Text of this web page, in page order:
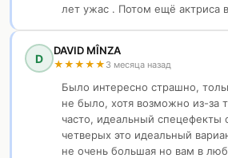
лет ужас . Потом ещё актриса
D
DAVID MÎNZA
★ ★ ★ ★ ★ 3 месяца назад
Было интересно страшно,
не было, хотя возможно из-за
часто, идеальный спецефекты
четверых это идеальный
не очень большая но вам в